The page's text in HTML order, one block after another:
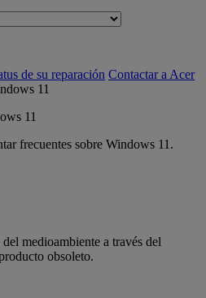
de su reparación Contactar a Acer
11
frecuentes sobre Windows 11.
medioambiente a través del
obsoleto.